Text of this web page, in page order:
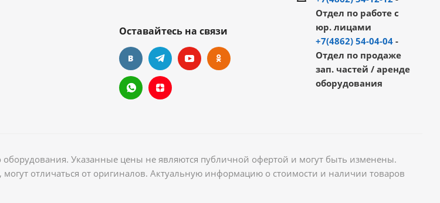
Оставайтесь на связи
Отдел по работе с
юр. лицами
+7(4862) 54-04-04-
Отдел по продаже
зап. частей / аренде
оборудования
Указанные цены не являются публичной офертой и могут быть изменены.
отличаться от оригиналов. Актуальную информацию о стоимости и наличии товаров